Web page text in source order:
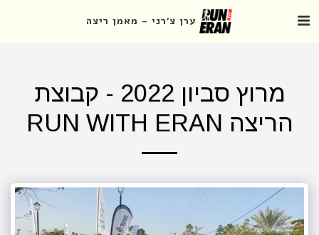
ערן צ'רני - מאמן ריצה
מרוץ סביון 2022 - קבוצת
הריצה RUN WITH ERAN